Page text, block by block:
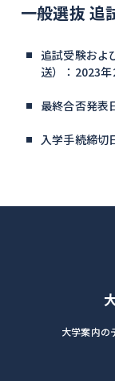
一般選抜 追
追試受験およ
送）：2023
最終合否発表
入学手続締切
大学案内の